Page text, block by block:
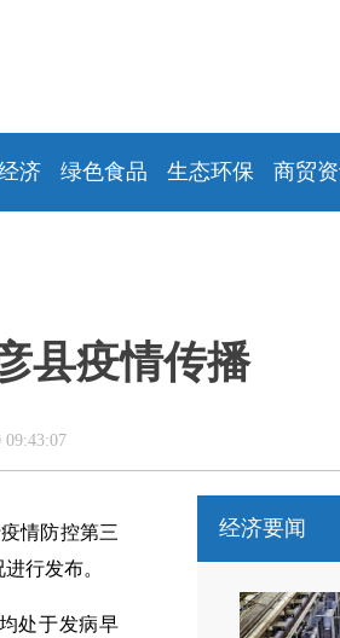
济 绿色食品 生态环保 商贸
县疫情传播
情防控第三
行发布。
处于发病早
经济要闻